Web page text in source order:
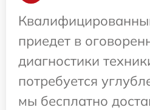
приедет в
диагностики
потребуется
мы бесплатно